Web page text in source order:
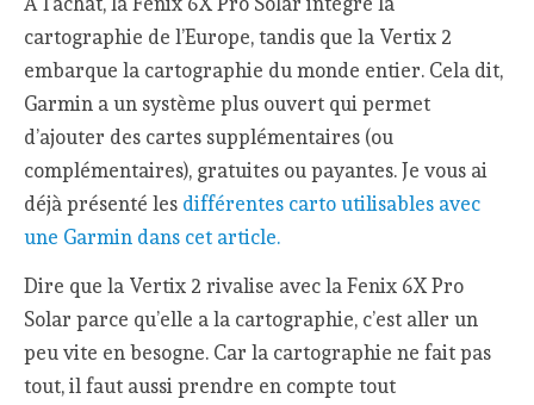
cartographie de l’Europe, tandis que la Vertix 2
embarque la cartographie du monde entier. Cela dit,
Garmin a un système plus ouvert qui permet
d’ajouter des cartes supplémentaires (ou
complémentaires), gratuites ou payantes. Je vous ai
déjà présenté les différentes carto utilisables avec
une Garmin dans cet article.
Dire que la Vertix 2 rivalise avec la Fenix 6X Pro
Solar parce qu’elle a la cartographie, c’est aller un
peu vite en besogne. Car la cartographie ne fait pas
tout, il faut aussi prendre en compte tout